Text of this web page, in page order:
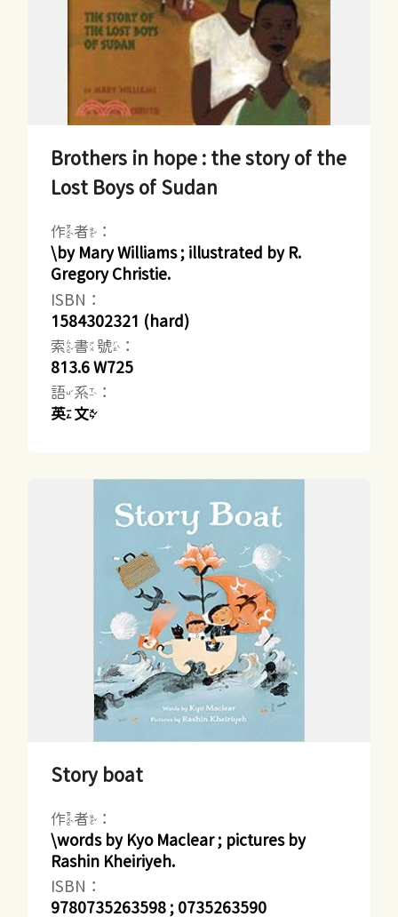
Brothers in hope : the story of the
Lost Boys of Sudan
作者：
\by Mary Williams ; illustrated by R.
Gregory Christie.
ISBN：
1584302321 (hard)
索書號：
813.6 W725
語系：
英文
Story boat
作者：
\words by Kyo Maclear ; pictures by
Rashin Kheiriyeh.
ISBN：
9780735263598 ; 0735263590